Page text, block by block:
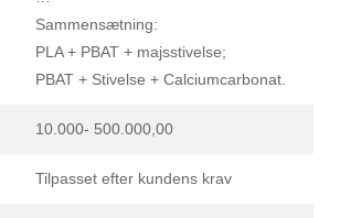
Sammensætning:
PLA + PBAT + majsstivelse;
PBAT + Stivelse + Calciumcarbonat.
10.000- 500.000,00
Tilpasset efter kundens krav